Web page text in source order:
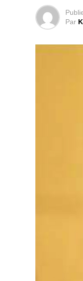
Par